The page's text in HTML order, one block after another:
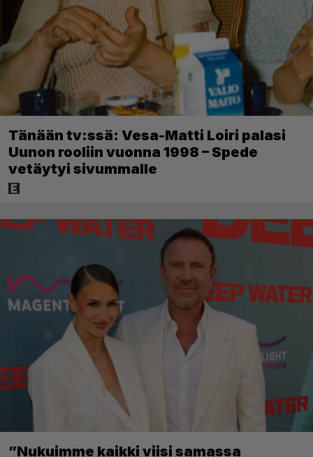
Tänään tv:ssä: Vesa-Matti Loiri palasi
Uunon rooliin vuonna 1998 – Spede
vetäytyi sivummalle
”Nukuimme kaikki viisi samassa